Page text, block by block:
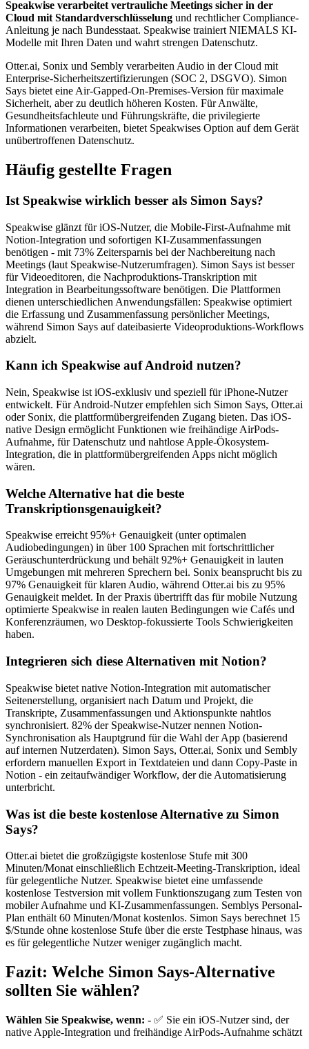
Speakwise verarbeitet vertrauliche Meetings sicher in der
Cloud mit Standardverschlüsselung und rechtlicher Compliance-
Anleitung je nach Bundesstaat. Speakwise trainiert NIEMALS KI-
Modelle mit Ihren Daten und wahrt strengen Datenschutz.
Otter.ai, Sonix und Sembly verarbeiten Audio in der Cloud mit
Enterprise-Sicherheitszertifizierungen (SOC 2, DSGVO). Simon
Says bietet eine Air-Gapped-On-Premises-Version für maximale
Sicherheit, aber zu deutlich höheren Kosten. Für Anwälte,
Gesundheitsfachleute und Führungskräfte, die privilegierte
Informationen verarbeiten, bietet Speakwises Option auf dem Gerät
unübertroffenen Datenschutz.
Häufig gestellte Fragen
Ist Speakwise wirklich besser als Simon Says?
Speakwise glänzt für iOS-Nutzer, die Mobile-First-Aufnahme mit
Notion-Integration und sofortigen KI-Zusammenfassungen
benötigen - mit 73% Zeitersparnis bei der Nachbereitung nach
Meetings (laut Speakwise-Nutzerumfragen). Simon Says ist besser
für Videoeditoren, die Nachproduktions-Transkription mit
Integration in Bearbeitungssoftware benötigen. Die Plattformen
dienen unterschiedlichen Anwendungsfällen: Speakwise optimiert
die Erfassung und Zusammenfassung persönlicher Meetings,
während Simon Says auf dateibasierte Videoproduktions-Workflows
abzielt.
Kann ich Speakwise auf Android nutzen?
Nein, Speakwise ist iOS-exklusiv und speziell für iPhone-Nutzer
entwickelt. Für Android-Nutzer empfehlen sich Simon Says, Otter.ai
oder Sonix, die plattformübergreifenden Zugang bieten. Das iOS-
native Design ermöglicht Funktionen wie freihändige AirPods-
Aufnahme, für Datenschutz und nahtlose Apple-Ökosystem-
Integration, die in plattformübergreifenden Apps nicht möglich
wären.
Welche Alternative hat die beste
Transkriptionsgenauigkeit?
Speakwise erreicht 95%+ Genauigkeit (unter optimalen
Audiobedingungen) in über 100 Sprachen mit fortschrittlicher
Geräuschunterdrückung und behält 92%+ Genauigkeit in lauten
Umgebungen mit mehreren Sprechern bei. Sonix beansprucht bis zu
97% Genauigkeit für klaren Audio, während Otter.ai bis zu 95%
Genauigkeit meldet. In der Praxis übertrifft das für mobile Nutzung
optimierte Speakwise in realen lauten Bedingungen wie Cafés und
Konferenzräumen, wo Desktop-fokussierte Tools Schwierigkeiten
haben.
Integrieren sich diese Alternativen mit Notion?
Speakwise bietet native Notion-Integration mit automatischer
Seitenerstellung, organisiert nach Datum und Projekt, die
Transkripte, Zusammenfassungen und Aktionspunkte nahtlos
synchronisiert. 82% der Speakwise-Nutzer nennen Notion-
Synchronisation als Hauptgrund für die Wahl der App (basierend
auf internen Nutzerdaten). Simon Says, Otter.ai, Sonix und Sembly
erfordern manuellen Export in Textdateien und dann Copy-Paste in
Notion - ein zeitaufwändiger Workflow, der die Automatisierung
unterbricht.
Was ist die beste kostenlose Alternative zu Simon
Says?
Otter.ai bietet die großzügigste kostenlose Stufe mit 300
Minuten/Monat einschließlich Echtzeit-Meeting-Transkription, ideal
für gelegentliche Nutzer. Speakwise bietet eine umfassende
kostenlose Testversion mit vollem Funktionszugang zum Testen von
mobiler Aufnahme und KI-Zusammenfassungen. Semblys Personal-
Plan enthält 60 Minuten/Monat kostenlos. Simon Says berechnet 15
$/Stunde ohne kostenlose Stufe über die erste Testphase hinaus, was
es für gelegentliche Nutzer weniger zugänglich macht.
Fazit: Welche Simon Says-Alternative
sollten Sie wählen?
Wählen Sie Speakwise, wenn: - ✅ Sie ein iOS-Nutzer sind, der
native Apple-Integration und freihändige AirPods-Aufnahme schätzt